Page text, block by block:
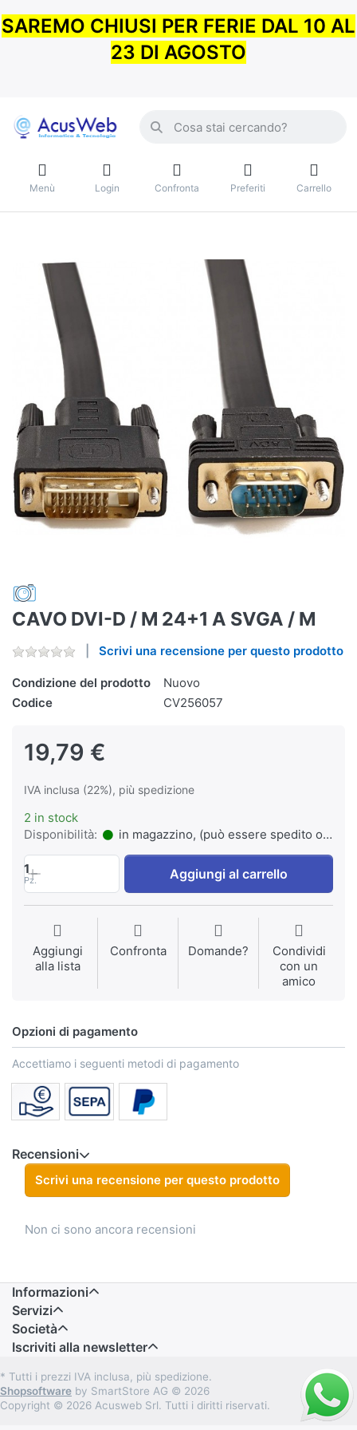
SAREMO CHIUSI PER FERIE DAL 10 AL
23 DI AGOSTO
Menù Login Confronta Preferiti Carrello
CAVO DVI-D / M 24+1 A SVGA / M
Scrivi una recensione per questo prodotto
Condizione del prodotto
Nuovo
Codice
CV256057
19,79 €
IVA inclusa (22%), più spedizione
2 in stock
Disponibilità:
in magazzino, (può essere spedito o ritirato)
1
Pz. Aggiungi al carrello
Aggiungi
alla lista
Confronta Domande?
Condividi
con un
amico
Opzioni di pagamento
Accettiamo i seguenti metodi di pagamento
Recensioni
Scrivi una recensione per questo prodotto
Non ci sono ancora recensioni
Informazioni
Servizi
Società
Iscriviti alla newsletter
* Tutti i prezzi IVA inclusa, più spedizione.
Shopsoftware by SmartStore AG © 2026
Copyright © 2026 Acusweb Srl. Tutti i diritti riservati.